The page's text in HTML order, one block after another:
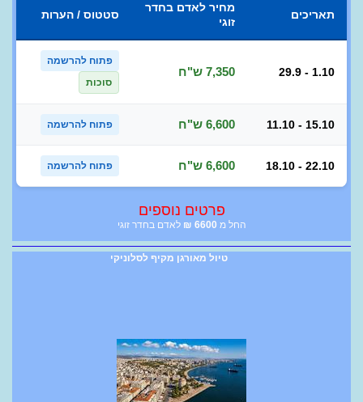
תאריכים
מחיר לאדם בחדר
זוגי
סטטוס / הערות
29.9 - 1.10 7,350 ש"ח
פתוח להרשמה
סוכות
11.10 - 15.10 6,600 ש"ח פתוח להרשמה
18.10 - 22.10 6,600 ש"ח פתוח להרשמה
פרטים נוספים
החל מ 6600
₪ לאדם בחדר זוגי
טיול מאורגן מקיף לסלוניקי